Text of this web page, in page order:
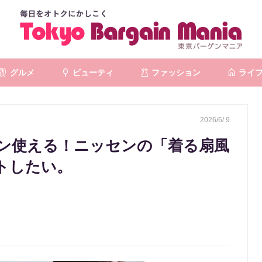
グルメ ビューティ ファッション ライフ
2026/6/ 9
使える！ニッセンの「着る扇風
たい。